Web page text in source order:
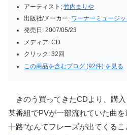
アーティスト: 竹内まりや
出版社/メーカー: ワーナーミュージ
発売日: 2007/05/23
メディア: CD
クリック : 32回
この商品を含むブログ (92件) を見る
きのう買ってきたCDより、購
某番組でPVが一部流れていた曲
十路”なんてフレーズが出てくるこ